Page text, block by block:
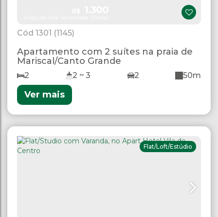
1301 (1145)
Apartamento com 2 suítes na praia de
Mariscal/Canto Grande
2 2 ~ 3 2 50m
Ver mais
Flat/Loft/Estúdio